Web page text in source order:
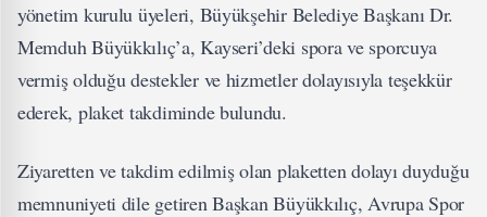
yönetim kurulu üyeleri, Büyükşehir Belediye Başkanı Dr.
Memduh Büyükkılıç’a, Kayseri’deki spora ve sporcuya
vermiş olduğu destekler ve hizmetler dolayısıyla teşekkür
ederek, plaket takdiminde bulundu.
Ziyaretten ve takdim edilmiş olan plaketten dolayı duyduğu
memnuniyeti dile getiren Başkan Büyükkılıç, Avrupa Spor